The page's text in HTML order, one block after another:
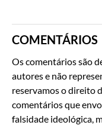
COMENTÁRIOS
Os comentários são
autores e não
reservamos o direito
comentários que
falsidade ideológica,